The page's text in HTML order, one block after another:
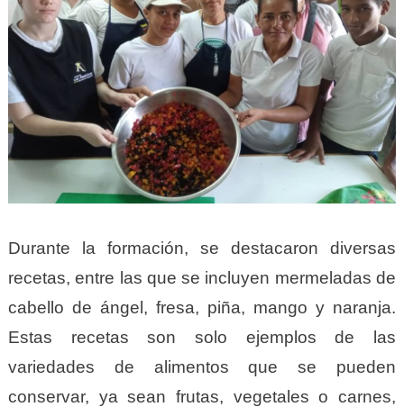
Durante la formación, se destacaron diversas
recetas, entre las que se incluyen mermeladas de
cabello de ángel, fresa, piña, mango y naranja.
Estas recetas son solo ejemplos de las
variedades de alimentos que se pueden
conservar, ya sean frutas, vegetales o carnes,